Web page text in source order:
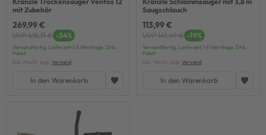
mit Zubehör
269,99 €
UVP 415,31 € -34%
Versandfertig, Lieferzeit 1-3 Werktage, DHL-
Paket
inkl. MwSt. zzgl. Versand
In den Warenkorb
Saugschlauch
113,99 €
UVP 141,49 € -19%
Versandfertig, Lieferzeit 1-3 Werktage, DHL-
Paket
inkl. MwSt. zzgl. Versand
In den Warenkorb